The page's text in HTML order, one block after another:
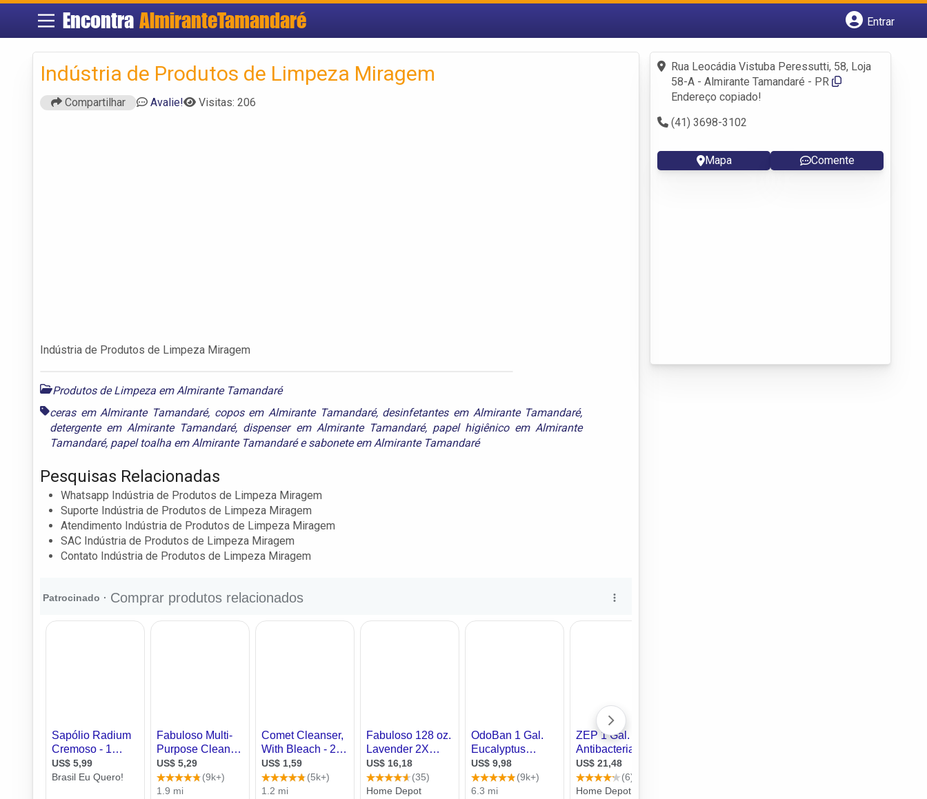
Encontra AlmiranteTamandaré
Entrar
Fazer login
Criar conta
Indústria de Produtos de Limpeza Miragem
Compartilhar Avalie! Visitas: 206
Indústria de Produtos de Limpeza Miragem
Produtos de Limpeza em Almirante Tamandaré
ceras em Almirante Tamandaré, copos em Almirante Tamandaré, desinfetantes em Almirante Tamandaré,
detergente em Almirante Tamandaré, dispenser em Almirante Tamandaré, papel higiênico em Almirante
Tamandaré, papel toalha em Almirante Tamandaréesabonete em Almirante Tamandaré
Pesquisas Relacionadas
Whatsapp Indústria de Produtos de Limpeza Miragem
Suporte Indústria de Produtos de Limpeza Miragem
Atendimento Indústria de Produtos de Limpeza Miragem
SAC Indústria de Produtos de Limpeza Miragem
Contato Indústria de Produtos de Limpeza Miragem
Rua Leocádia Vistuba Peressutti, 58, Loja
58-A - Almirante Tamandaré - PR
Endereço copiado!
(41) 3698-3102
Mapa Comente